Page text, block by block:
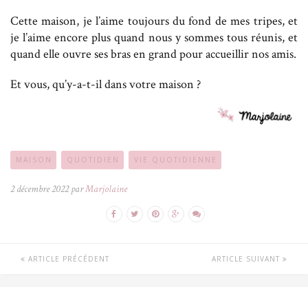
Cette maison, je l’aime toujours du fond de mes tripes, et
je l’aime encore plus quand nous y sommes tous réunis, et
quand elle ouvre ses bras en grand pour accueillir nos amis.
Et vous, qu’y-a-t-il dans votre maison ?
MAISON QUOTIDIEN VIE QUOTIDIENNE
2 décembre 2022 parMarjolaine
ARTICLE PRÉCÉDENT ARTICLE SUIVANT